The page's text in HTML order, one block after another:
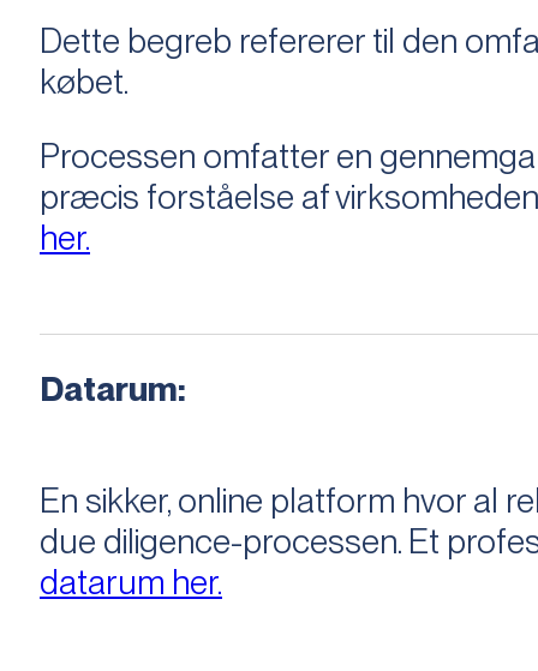
Dette begreb refererer til den
købet.
Processen omfatter en
præcis forståelse af
her.
Datarum:
En sikker, online platform hvor al
due diligence-processen. Et
datarum her.